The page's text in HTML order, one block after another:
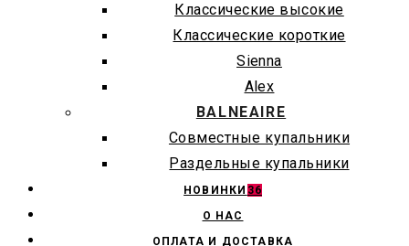
Классические высокие
Классические короткие
Sienna
Alex
BALNEAIRE
Совместные купальники
Раздельные купальники
НОВИНКИ 36
О НАС
ОПЛАТА И ДОСТАВКА